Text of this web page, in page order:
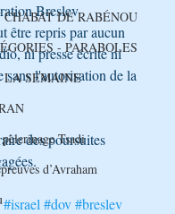
DE RABÉNOU
- PARABOLES
LA SEMAINE
Tsadi
d’Avraham
Breslev
être repris par aucun
ni presse écrite ni
sans l'autorisation de la
des poursuites
#israel #dov#breslev